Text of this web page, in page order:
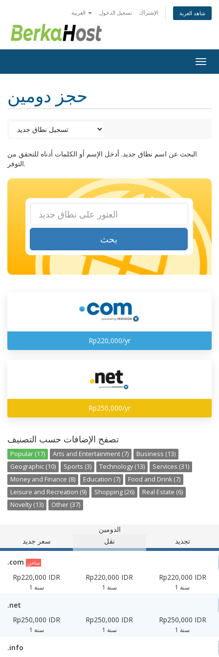
تسجيل الدخول الإشتراك شاهد العربة
حجز دومين
البحث عن اسم نطاق جديد. أدخل الإسم أو الكلمات أدناه للتحقق من
التوفر.
بحث
Rp220,000/yr
Rp250,000/yr
تصفح الإضافات حسب التصنيف
Popular (17) Arts and Entertainment (7)
Business (13)
Geographic (10)
Sports (3) Technology (13)
Services (31)
Money and Finance (8)
Education (7)
Food and Drink (7)
Leisure and Recreation (9)
Shopping (26)
Real Estate (6)
Novelty (13)
Other (37)
الدومين
سعر جديد
نقل تجديد
.com ساخن
Rp220,000 IDR
1 سنة
Rp220,000 IDR
1 سنة
Rp220,000 IDR
1 سنة
.net
Rp250,000 IDR
1 سنة
Rp250,000 IDR
1 سنة
Rp250,000 IDR
1 سنة
.info